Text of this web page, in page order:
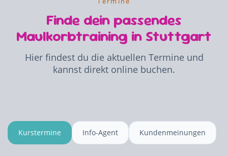
Finde dein passendes
Maulkorbtraining in Stuttgart
Hier findest du die aktuellen Termine und
kannst direkt online buchen.
Kurstermine Info-Agent Kundenmeinungen